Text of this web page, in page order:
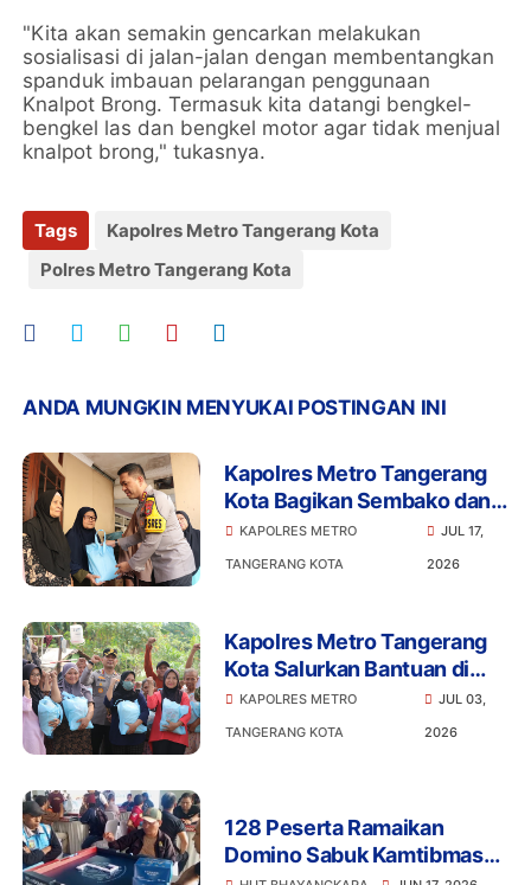
"Kita akan semakin gencarkan melakukan
sosialisasi di jalan-jalan dengan membentangkan
spanduk imbauan pelarangan penggunaan
Knalpot Brong. Termasuk kita datangi bengkel-
bengkel las dan bengkel motor agar tidak menjual
knalpot brong," tukasnya.
Tags
Kapolres Metro Tangerang Kota
Polres Metro Tangerang Kota
ANDA MUNGKIN MENYUKAI POSTINGAN INI
Kapolres Metro Tangerang
Kota Bagikan Sembako dan
Ajak Warga Jaga Kamtibmas
KAPOLRES METRO
TANGERANG KOTA
JUL 17,
2026
Kapolres Metro Tangerang
Kota Salurkan Bantuan di
Batuceper, Program Jaga
Jakarta Sentuh Langsung
KAPOLRES METRO
TANGERANG KOTA
JUL 03,
2026
128 Peserta Ramaikan
Domino Sabuk Kamtibmas